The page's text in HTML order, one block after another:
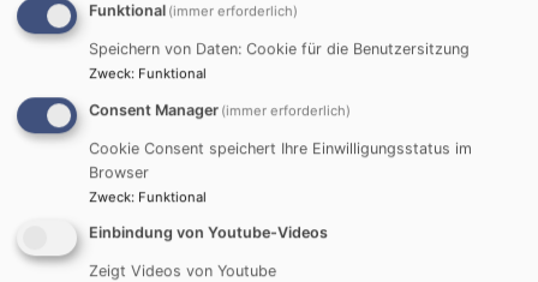
Bildrechte Ev. Kinderhaus "Unterm Himmelszelt"
Gruppenraum mit Ofenstelle im Bauwagen
Funktional (immer erforderlich)
Speichern von Daten: Cookie für die Benutzersitzung
Zweck: Funktional
Consent Manager (immer erforderlich)
Cookie Consent speichert Ihre Einwilligungsstatus im
Browser
Zweck: Funktional
Einbindung von Youtube-Videos
Zeigt Videos von Youtube